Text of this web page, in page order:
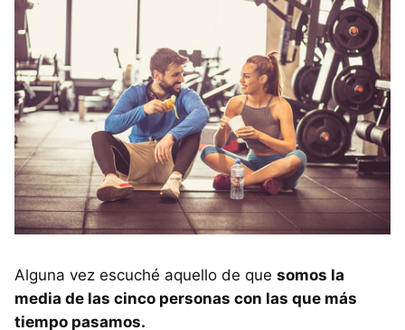
Alguna vez escuché aquello de que somos la
media de las cinco personas con las que más
tiempo pasamos.